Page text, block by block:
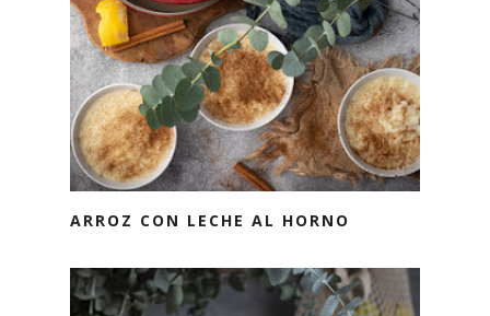
ARROZ CON LECHE AL HORNO